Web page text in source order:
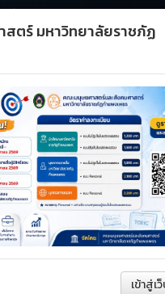
รีเซ็ต
ตร์ มหาวิทยาลัยราชภัฏ
เข้าสู่เ
ค้นหา